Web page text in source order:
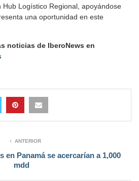
Logístico Regional, apoyándose
una oportunidad en este
noticias de IberoNews en
ANTERIOR
en Panamá se acercarían a 1,000
mdd